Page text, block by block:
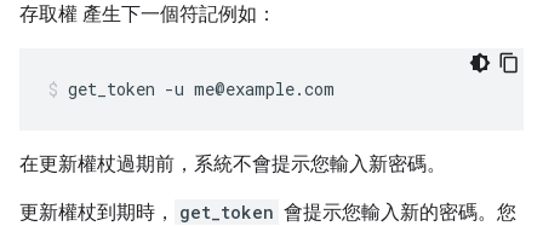
存取權 產生下一個符記例如：
get_token -u me@example.com
在更新權杖過期前，系統不會提示您輸入新密碼。
更新權杖到期時， get_token 會提示您輸入新的密碼。您